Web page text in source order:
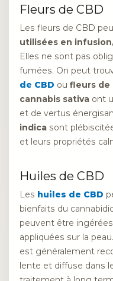
Fleurs de CBD
Les fleurs de CBD
utilisées en
Elles ne sont pas
fumées. On peut
de CBD ou fleurs de
cannabis sativa ont
et de vertus
indica sont
et leurs propriétés
Huiles de CBD
Les huiles de CBD
bienfaits du
peuvent être
appliquées sur la peau.
est généralement
lente et diffuse dans